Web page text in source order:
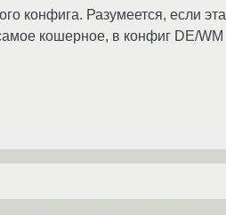
конфига. Разумеется, если эта
кошерное, в конфиг DE/WM